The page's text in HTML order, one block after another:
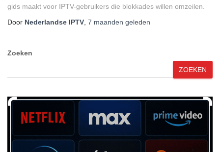
gids maakt voor IPTV-gebruikers die blokkades willen omzeilen.
Door Nederlandse IPTV 7 maanden geleden
Zoeken
ZOEKEN